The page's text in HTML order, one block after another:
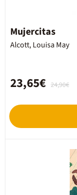
Mujercitas
Alcott, Louisa May
24,90€
23,65€